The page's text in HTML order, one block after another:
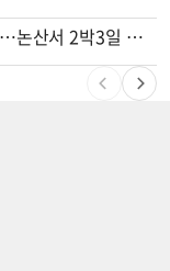
천하람, 현역 의원 최초 신병교육 입소…논산서 2박3일 생활